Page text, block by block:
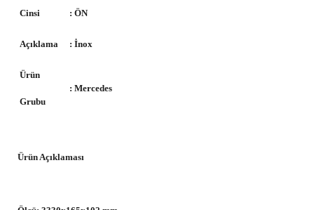
Cinsi : ÖN
Açıklama : İnox
Ürün
Grubu
: Mercedes
Ürün Açıklaması